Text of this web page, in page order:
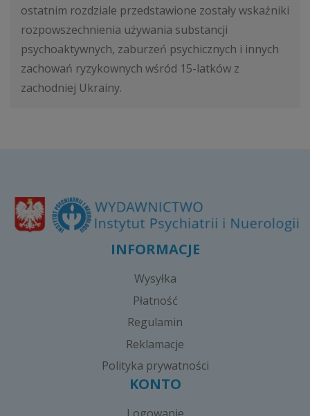
ostatnim rozdziale przedstawione zostały wskaźniki
rozpowszechnienia używania substancji
psychoaktywnych, zaburzeń psychicznych i innych
zachowań ryzykownych wśród 15-latków z
zachodniej Ukrainy.
INFORMACJE
Wysyłka
Płatność
Regulamin
Reklamacje
Polityka prywatności
KONTO